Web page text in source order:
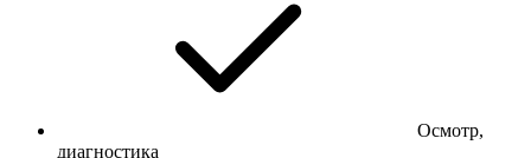
Осмотр,
диагностика